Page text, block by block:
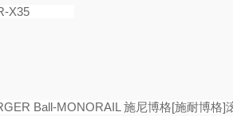
X35
Ball-MONORAIL施尼博格[施耐博格]